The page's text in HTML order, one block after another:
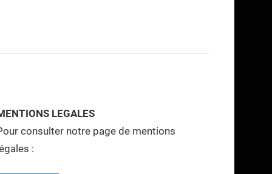
LEGALES
consulter notre page de mentions
: